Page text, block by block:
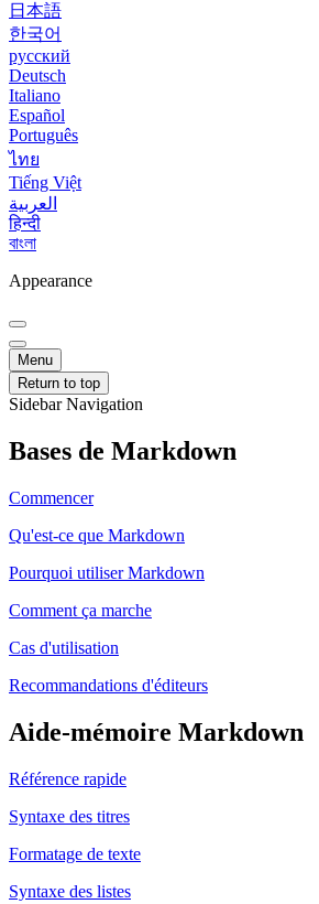
日本語
한국어
русский
Deutsch
Italiano
Español
Português
ไทย
Tiếng Việt
العربية
हिन्दी
বাংলা
Appearance
Menu
Return to top
Sidebar Navigation
Bases de Markdown
Commencer
Qu'est-ce que Markdown
Pourquoi utiliser Markdown
Comment ça marche
Cas d'utilisation
Recommandations d'éditeurs
Aide-mémoire Markdown
Référence rapide
Syntaxe des titres
Formatage de texte
Syntaxe des listes